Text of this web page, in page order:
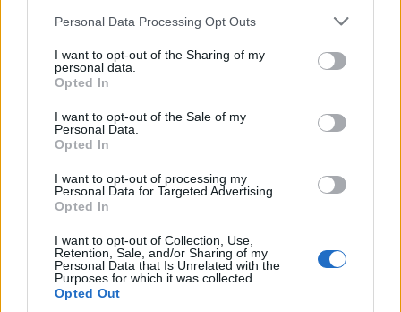
Please note that this website/app uses one or more Google
not limited to your visit or usage behaviour. You may click to
grant or deny consent to Google and its third-party tags to
use your data for below specified purposes in below Google
consent section.
Personal Data Processing Opt Outs
I want to opt-out of the Sharing of my
personal data.
Opted In
I want to opt-out of the Sale of my
Personal Data.
Opted In
I want to opt-out of processing my
Personal Data for Targeted Advertising.
Opted In
I want to opt-out of Collection, Use,
Retention, Sale, and/or Sharing of my
Personal Data that Is Unrelated with the
Purposes for which it was collected.
Opted Out